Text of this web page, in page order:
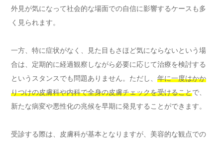
外見が気になって社会的な場面での自信に影響するケースも多
く見られます。
一方、特に症状がなく、見た目もさほど気にならないという場
合は、定期的に経過観察しながら必要に応じて治療を検討する
というスタンスでも問題ありません。ただし、 年に一度はかか
りつけの皮膚科や内科で全身の皮膚チェックを受けることで、
新たな病変や悪性化の兆候を早期に発見することができます。
受診する際は、皮膚科が基本となりますが、美容的な観点での